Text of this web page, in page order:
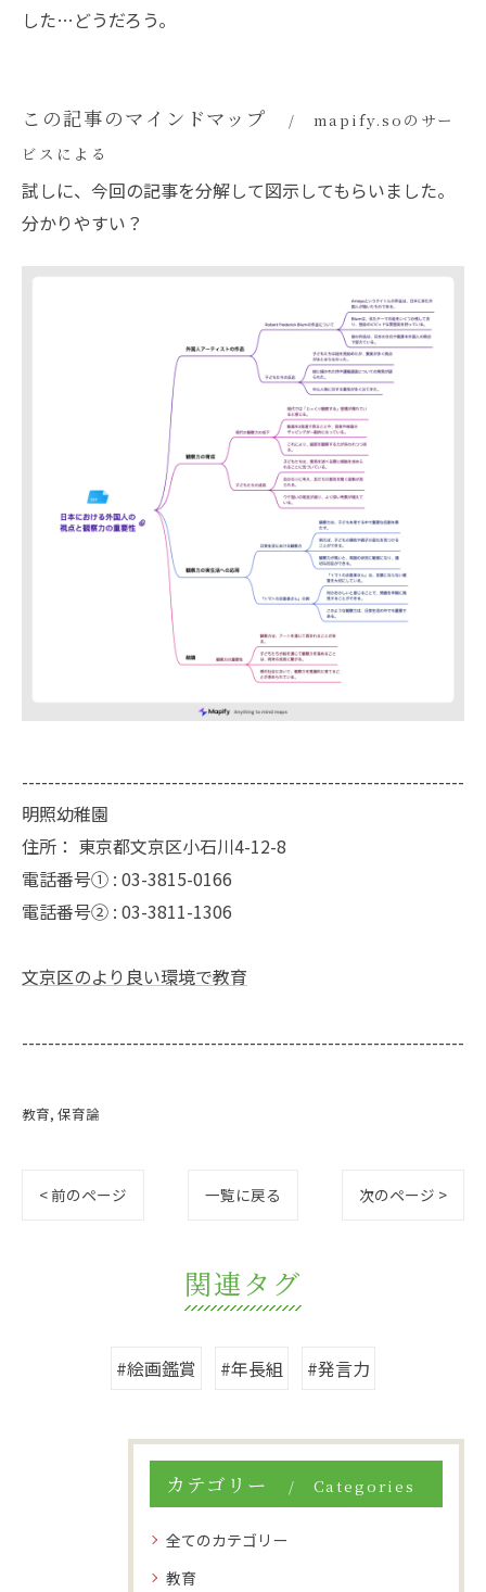
した…どうだろう。
この記事のマインドマップ
mapify.soのサー
ビスによる
試しに、今回の記事を分解して図示してもらいました。
分かりやすい？
--------------------------------------------------------------------
明照幼稚園
住所： 東京都文京区小石川4-12-8
電話番号① : 03-3815-0166
電話番号② : 03-3811-1306
文京区のより良い環境で教育
--------------------------------------------------------------------
教育 保育論
< 前のページ 一覧に戻る 次のページ >
関連タグ
#絵画鑑賞 #年長組 #発言力
カテゴリー Categories
全てのカテゴリー
教育